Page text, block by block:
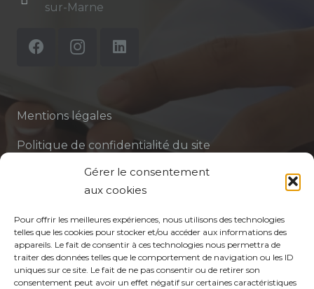
Gérer le consentement
aux cookies
Pour offrir les meilleures expériences, nous utilisons des technologies
telles que les cookies pour stocker et/ou accéder aux informations des
appareils. Le fait de consentir à ces technologies nous permettra de
traiter des données telles que le comportement de navigation ou les ID
uniques sur ce site. Le fait de ne pas consentir ou de retirer son
consentement peut avoir un effet négatif sur certaines caractéristiques
sur-Marne
Mentions légales
Politique de confidentialité du site
Politique de protection des données de la CPTS